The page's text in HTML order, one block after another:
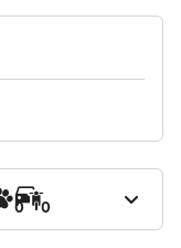
0 0